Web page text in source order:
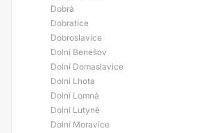
Dobrá
Dobratice
Dobroslavice
Dolní Benešov
Dolní Domaslavice
Dolní Lhota
Dolní Lomná
Dolní Lutyně
Dolní Moravice